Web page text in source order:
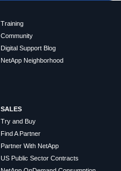
Training
Community
Digital Support Blog
NetApp Neighborhood
SALES
Try and Buy
Find A Partner
Partner With NetApp
US Public Sector Contracts